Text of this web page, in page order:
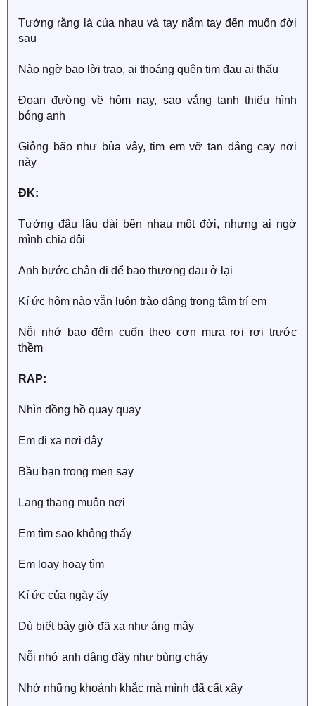
Tưởng rằng là của nhau và tay nắm tay đến muốn đời
sau
Nào ngờ bao lời trao, ai thoáng quên tim đau ai thấu
Đoạn đường về hôm nay, sao vắng tanh thiếu hình
bóng anh
Giông bão như bủa vây, tim em vỡ tan đắng cay nơi
này
ĐK:
Tưởng đâu lâu dài bên nhau một đời, nhưng ai ngờ
mình chia đôi
Anh bước chân đi để bao thương đau ở lại
Kí ức hôm nào vẫn luôn trào dâng trong tâm trí em
Nỗi nhớ bao đêm cuốn theo cơn mưa rơi rơi trước
thềm
RAP:
Nhìn đồng hồ quay quay
Em đi xa nơi đây
Bầu bạn trong men say
Lang thang muôn nơi
Em tìm sao không thấy
Em loay hoay tìm
Kí ức của ngày ấy
Dù biết bây giờ đã xa như áng mây
Nỗi nhớ anh dâng đầy như bùng cháy
Nhớ những khoảnh khắc mà mình đã cất xây